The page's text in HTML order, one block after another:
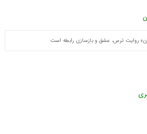
روایت ترس، عشق و بازسازی رابطه است